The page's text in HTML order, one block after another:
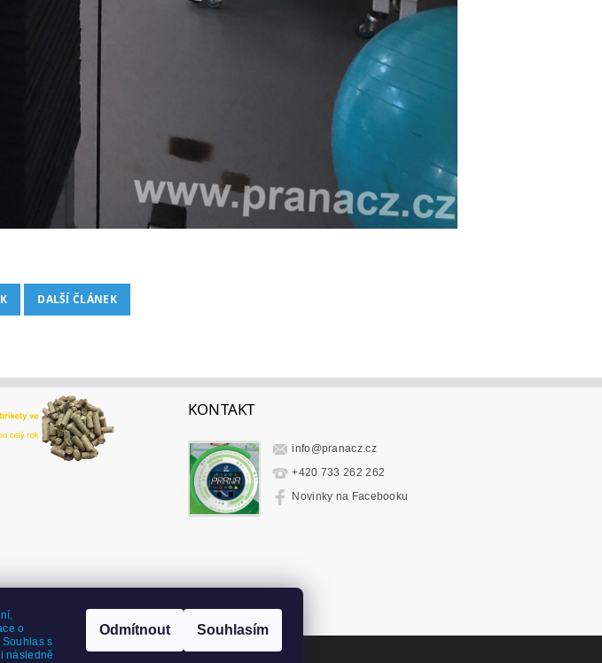
DALŠÍ ČLÁNEK
KONTAKT
info@pranacz.cz
+420 733 262 262
Novinky na Facebooku
a brikety
o
s
následně
Odmítnout Souhlasím